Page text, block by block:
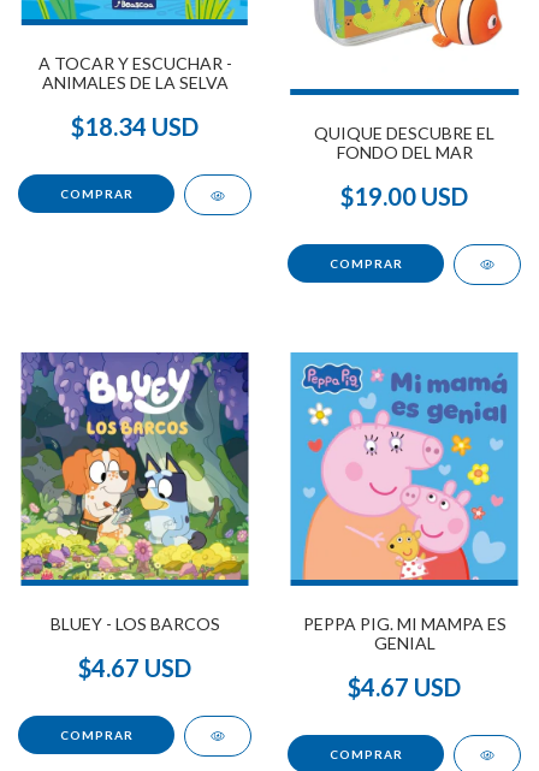
A TOCAR Y ESCUCHAR -
ANIMALES DE LA SELVA
$18.34 USD
QUIQUE DESCUBRE EL
FONDO DEL MAR
$19.00 USD
BLUEY - LOS BARCOS
$4.67 USD
PEPPA PIG. MI MAMPA ES
GENIAL
$4.67 USD